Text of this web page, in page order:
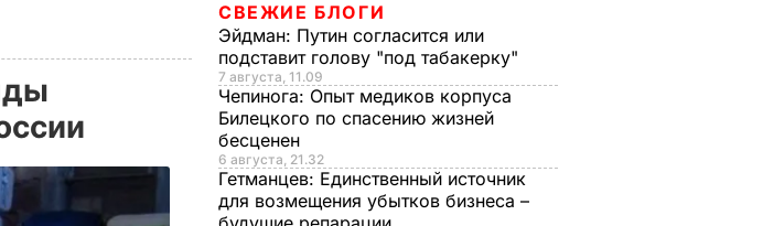
СВЕЖИЕ БЛОГИ
Эйдман: Путин согласится или
подставит голову "под табакерку"
7 августа, 11.09
Чепинога: Опыт медиков корпуса
Билецкого по спасению жизней
бесценен
6 августа, 21.32
Гетманцев: Единственный источник
для возмещения убытков бизнеса –